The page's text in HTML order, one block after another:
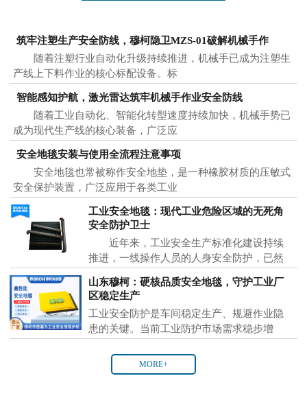
筑牢注塑生产安全防线，穆柯隐卫MZS-01破解机械手作
随着注塑行业自动化升级持续推进，机械手已成为注塑生
产线上下料作业的核心标配设备。标
智能感知护航，激光雷达筑牢机械手作业安全防线
随着工业自动化、智能化转型速度持续加快，机械手势已
成为现代生产线的核心装备，广泛应
安全地毯安装与使用全流程注意事项
安全地毯也常被称作安全地垫，是一种橡胶材质的压敏式
安全保护装置，广泛应用于各类工业
工业安全地毯：现代工业危险区域的无死角
安全防护卫士
近年来，工业安全生产标准化建设持续
推进，一线操作人员的人身安全防护，已然
山东穆柯：硬核品质安全地毯，守护工业厂
区稳定生产
工业安全防护是车间稳定生产、规避作业隐
患的关键。当前工业防护市场需求稳步增
MORE+